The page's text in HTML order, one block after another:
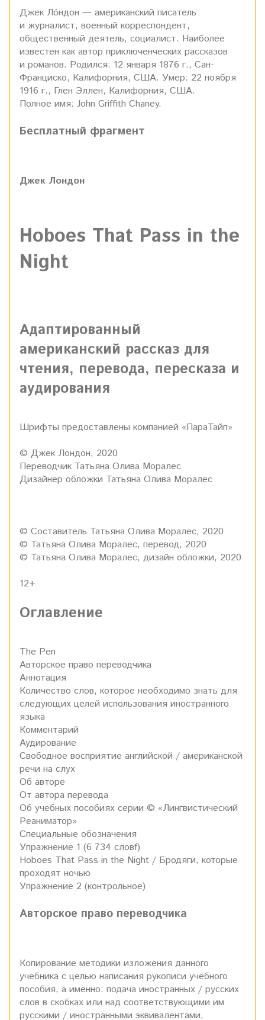
Джек Ло́ндон — американский писатель
и журналист, военный корреспондент,
общественный деятель, социалист. Наиболее
известен как автор приключенческих рассказов
и романов. Родился: 12 января 1876 г., Сан-
Франциско, Калифорния, США. Умер: 22 ноября
1916 г., Глен Эллен, Калифорния, США.
Полное имя: John Griffith Chaney.
Бесплатный фрагмент
Джек Лондон
Hoboes That Pass in the
Night
Адаптированный
американский рассказ для
чтения, перевода, пересказа и
аудирования
Шрифты предоставлены компанией «ПараТайп»
© Джек Лондон, 2020
Переводчик Татьяна Олива Моралес
Дизайнер обложки Татьяна Олива Моралес
© Составитель Татьяна Олива Моралес, 2020
© Татьяна Олива Моралес, перевод, 2020
© Татьяна Олива Моралес, дизайн обложки, 2020
12+
Оглавление
The Pen
Авторское право переводчика
Аннотация
Количество слов, которое необходимо знать для
следующих целей использования иностранного
языка
Комментарий
Аудирование
Свободное восприятие английской / американской
речи на слух
Об авторе
От автора перевода
Об учебных пособиях серии © «Лингвистический
Реаниматор»
Специальные обозначения
Упражнение 1 (6 734 словf)
Hoboes That Pass in the Night / Бродяги, которые
проходят ночью
Упражнение 2 (контрольное)
Авторское право переводчика
Копирование методики изложения данного
учебника с целью написания рукописи учебного
пособия, а именно: подача иностранных / русских
слов в скобках или над соответствующими им
русскими / иностранными эквивалентами,